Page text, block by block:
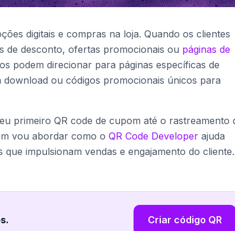
digitais e compras na loja. Quando os clientes
de desconto, ofertas promocionais ou páginas de
podem direcionar para páginas específicas de
ou códigos promocionais únicos para
primeiro QR code de cupom até o rastreamento
vou abordar como o QR Code Developer ajuda
impulsionam vendas e engajamento do cliente.
. Criar código QR